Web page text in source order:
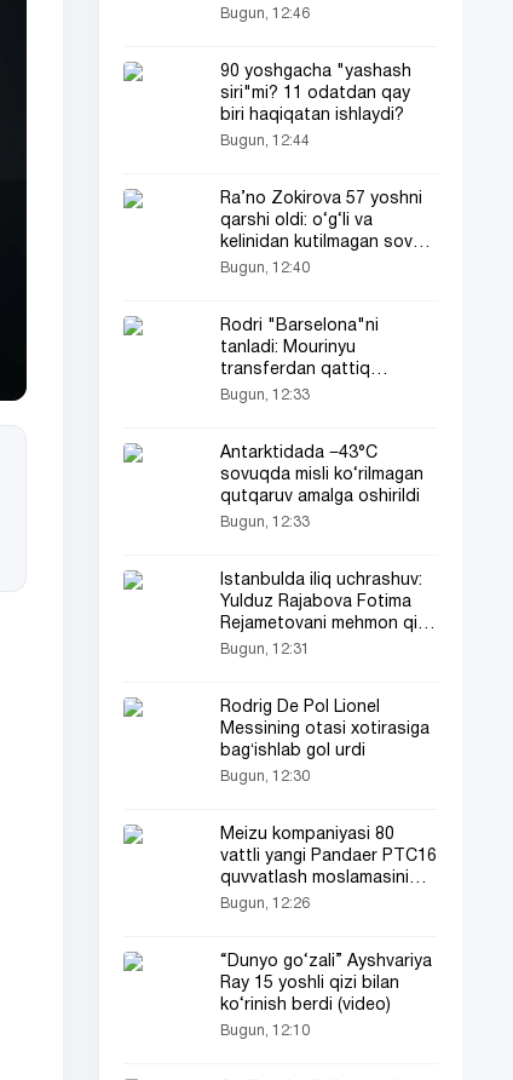
Bugun, 12:46
90 yoshgacha "yashash
siri"mi? 11 odatdan qay
biri haqiqatan ishlaydi?
Bugun, 12:44
Ra’no Zokirova 57 yoshni
qarshi oldi: o‘g‘li va
kelinidan kutilmagan sovg‘a
(video)
Bugun, 12:40
Rodri "Barselona"ni
tanladi: Mourinyu
transferdan qattiq
gʻazabda
Bugun, 12:33
Antarktidada −43°C
sovuqda misli ko‘rilmagan
qutqaruv amalga oshirildi
Bugun, 12:33
Istanbulda iliq uchrashuv:
Yulduz Rajabova Fotima
Rejametovani mehmon qildi
(video)
Bugun, 12:31
Rodrig De Pol Lionel
Messining otasi xotirasiga
bagʻishlab gol urdi
Bugun, 12:30
Meizu kompaniyasi 80
vattli yangi Pandaer PTC16
quvvatlash moslamasini
chiqardi
Bugun, 12:26
“Dunyo go‘zali” Ayshvariya
Ray 15 yoshli qizi bilan
ko‘rinish berdi (video)
Bugun, 12:10